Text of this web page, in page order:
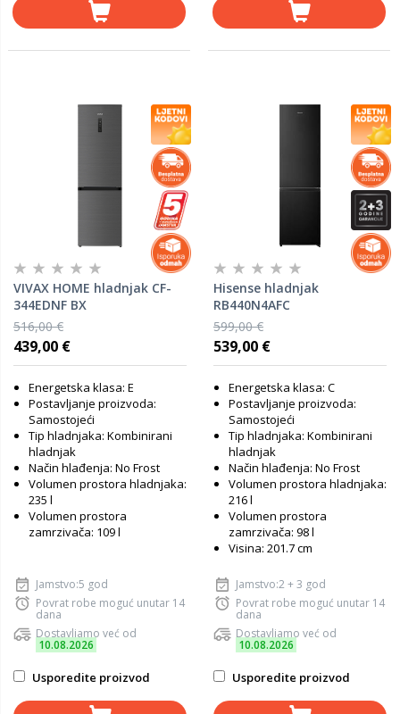
VIVAX HOME hladnjak CF-
344EDNF BX
516,00 €
439,00 €
Energetska klasa: E
Postavljanje proizvoda:
Samostojeći
Tip hladnjaka: Kombinirani
hladnjak
Način hlađenja: No Frost
Volumen prostora hladnjaka:
235 l
Volumen prostora
zamrzivača: 109 l
Jamstvo:5 god
Povrat robe moguć unutar 14
dana
Dostavljamo već od
10.08.2026
Usporedite proizvod
Hisense hladnjak
RB440N4AFC
599,00 €
539,00 €
Energetska klasa: C
Postavljanje proizvoda:
Samostojeći
Tip hladnjaka: Kombinirani
hladnjak
Način hlađenja: No Frost
Volumen prostora hladnjaka:
216 l
Volumen prostora
zamrzivača: 98 l
Visina: 201.7 cm
Jamstvo:2 + 3 god
Povrat robe moguć unutar 14
dana
Dostavljamo već od
10.08.2026
Usporedite proizvod